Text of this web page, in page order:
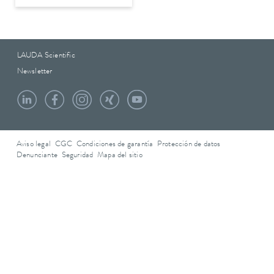
LAUDA Scientific
Newsletter
Aviso legal CGC Condiciones de garantía
Protección de datos
Denunciante Seguridad Mapa del sitio